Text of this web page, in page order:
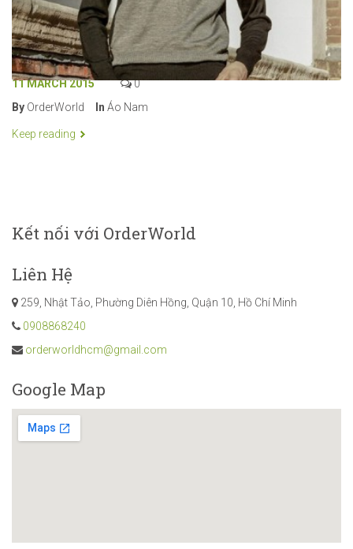
Áo Nam
11 MARCH 2015
0
By OrderWorld In Áo Nam
Keep reading
Kết nối với OrderWorld
Liên Hệ
259, Nhật Tảo, Phường Diên Hồng, Quận 10, Hồ Chí Minh
0908868240
orderworldhcm@gmail.com
Google Map